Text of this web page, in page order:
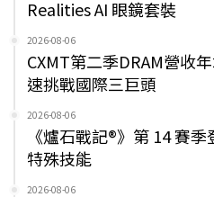
Realities AI 眼鏡套裝
2026-08-06
CXMT第二季DRAM營收
速挑戰國際三巨頭
2026-08-06
《爐石戰記®》第 14 賽
特殊技能
2026-08-06